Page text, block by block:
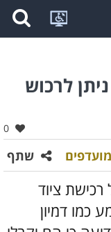
לרכוש
0
שתף
ציוד
כמו דמיון